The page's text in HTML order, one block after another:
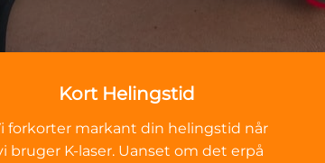
Kort Helingstid
forkorter markant din helingstid når
bruger K-laser. Uanset om det erpå